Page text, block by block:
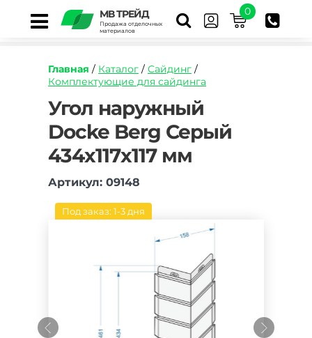
МВ ТРЕЙД
Продажа отделочных
материалов
0
Главная / Каталог / Сайдинг /
Комплектующие для сайдинга
https://mvtrade.ru/images/id/normal/ugol-
naruzhnyy-
docke-
berg-
seryy.jpg
Угол наружный
Docke Berg Серый
434х117х117 мм
Артикул: 09148
Под заказ: 1-3 дня